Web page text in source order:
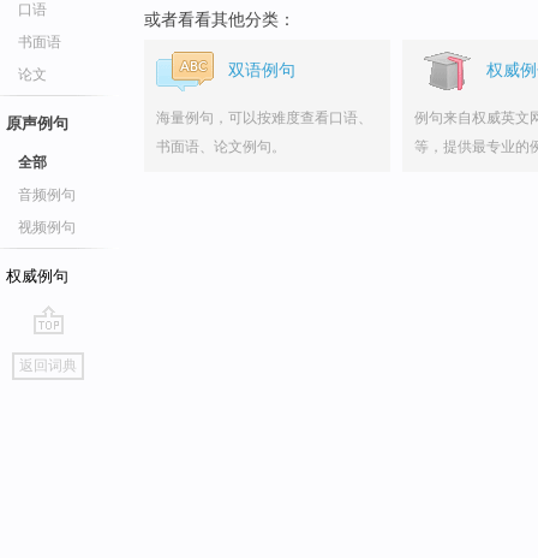
口语
书面语
论文
原声例句
全部
音频例句
视频例句
权威例句
go
top
返回词典
或者看看其他分类：
双语例句
海量例句，可以按难度查看口语、
书面语、论文例句。
权威
例句来自权威英文
等，提供最专业的